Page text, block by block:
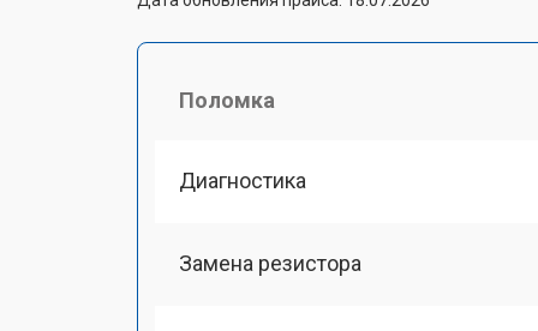
Поломка
Диагностика
Замена резистора